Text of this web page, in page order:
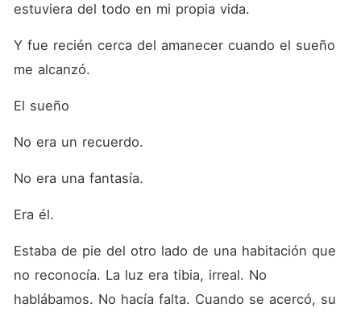
estuviera del todo en mi propia vida.
Y fue recién cerca del amanecer cuando el sueño
me alcanzó.
El sueño
No era un recuerdo.
No era una fantasía.
Era él.
Estaba de pie del otro lado de una habitación que
no reconocía. La luz era tibia, irreal. No
hablábamos. No hacía falta. Cuando se acercó, su